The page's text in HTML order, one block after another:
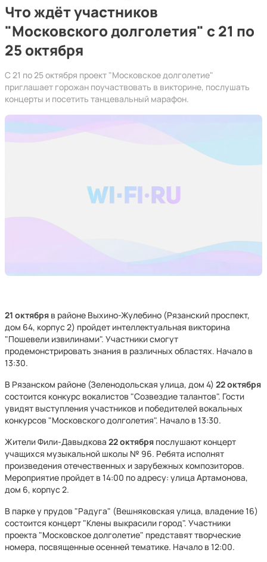
Что ждёт участников
"Московского долголетия" с 21 по
25 октября
С 21 по 25 октября проект "Московское долголетие"
приглашает горожан поучаствовать в викторине, послушать
концерты и посетить танцевальный марафон.
21 октября в районе Выхино-Жулебино (Рязанский проспект,
дом 64, корпус 2) пройдет интеллектуальная викторина
"Пошевели извилинами". Участники смогут
продемонстрировать знания в различных областях. Начало в
13:30.
В Рязанском районе (Зеленодольская улица, дом 4) 22 октября
состоится конкурс вокалистов "Созвездие талантов". Гости
увидят выступления участников и победителей вокальных
конкурсов "Московского долголетия". Начало в 13:30.
Жители Фили-Давыдкова 22 октября послушают концерт
учащихся музыкальной школы № 96. Ребята исполнят
произведения отечественных и зарубежных композиторов.
Мероприятие пройдет в 14:00 по адресу: улица Артамонова,
дом 6, корпус 2.
В парке у прудов "Радуга" (Вешняковская улица, владение 16)
состоится концерт "Клены выкрасили город". Участники
проекта "Московское долголетие" представят творческие
номера, посвященные осенней тематике. Начало в 12:00.